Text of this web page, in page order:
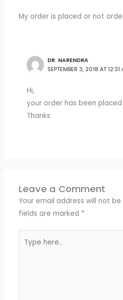
My order is placed or not
DR. NARENDRA
SEPTEMBER 3, 2018 AT 12:31
Hi,
your order has been
Thanks
Leave a Comment
Your email address will not be
fields are marked *
here..